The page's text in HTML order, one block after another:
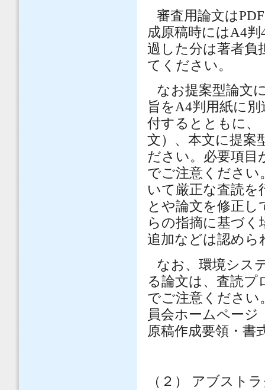
審査用論文はPDF
成原稿時には A4判
過した分は著者負
てください。
なお提案型論文
旨をA4判用紙に別
付するとともに、
文）、本文に提案
ださい。必要項目
でご注意ください
いて厳正な査読を
とや論文を修正
らの指摘に基づ
追加などは認めら
なお、環境シス
る論文は、査読
でご注意ください
員会ホームページ
原稿作成要領・書
（２） アブスト